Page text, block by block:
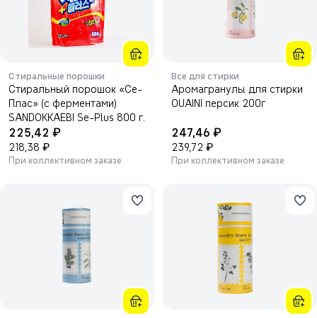
Стиральные порошки
Стиральный порошок «Се-
Плас» (с ферментами)
SANDOKKAEBI Se-Plus 800 г.
225,42 ₽
218,38 ₽
При коллективном заказе
Все для стирки
Аромагранулы для стирки
OUAINI персик 200г
247,46 ₽
239,72 ₽
При коллективном заказе